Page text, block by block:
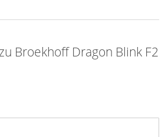
Broekhoff Dragon Blink F2